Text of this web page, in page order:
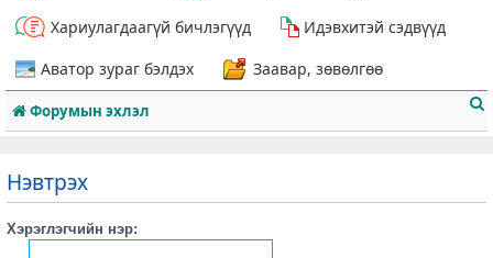
Хариулагдаагүй бичлэгүүд
Идэвхитэй сэдвүүд
Аватор зураг бэлдэх
Заавар, зөвөлгөө
Форумын эхлэл
Нэвтрэх
Хэрэглэгчийн нэр: